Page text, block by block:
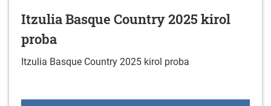
Itzulia Basque Country 2025 kirol
proba
Itzulia Basque Country 2025 kirol proba